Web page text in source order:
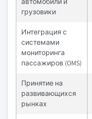
грузовики
Интеграция с
системами
мониторинга
пассажиров (OMS)
Принятие на
развивающихся
рынках